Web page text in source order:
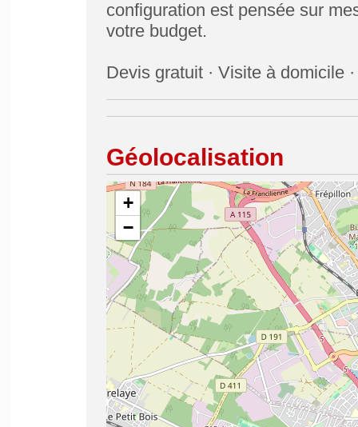
configuration est pensée sur
votre budget.
Devis gratuit · Visite à domicile
Géolocalisation
+
−